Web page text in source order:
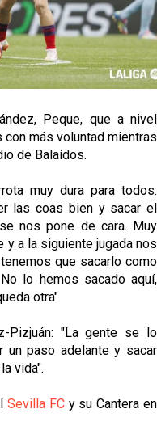
para salir
la cantera del
de La Liga
con el
Leverkusen
Peque, que a nivel
más voluntad mientras
de Balaídos.
muy dura para todos.
las coas bien y sacar el
nos pone de cara. Muy
y a la siguiente jugada nos
que sacarlo como
lo hemos sacado aquí,
otra"
Pizjuán: "La gente se lo
un paso adelante y sacar
vida".
Sevilla FCy su Cantera en